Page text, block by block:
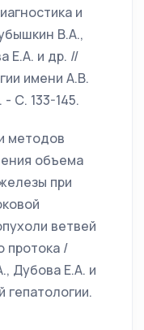
и
В.А.,
Е.А. и др. //
имени А.В.
С. 133-145.
методов
объема
при
ветвей
протока /
Дубова Е.А. и
гепатологии.